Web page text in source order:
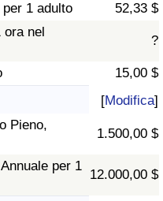
1 adulto
52,33 $
nel
?
15,00 $
[Modifica]
Pieno,
1.500,00 $
per 1
12.000,00 $